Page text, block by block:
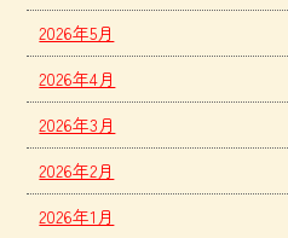
2026年5月
2026年4月
2026年3月
2026年2月
2026年1月